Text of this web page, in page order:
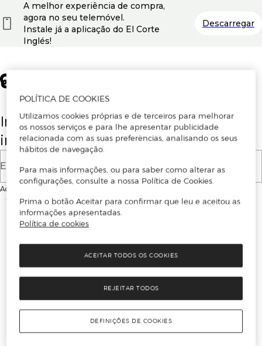
Insira o seu email para se registar ou
iniciar sessão.
E-mail
Ao continuar, aceitas as
A melhor experiência de compra,
agora no seu telemóvel.
Instale já a aplicação do El Corte
Inglés!
Descarregar
POLÍTICA DE COOKIES
Utilizamos cookies próprias e de terceiros para melhorar
os nossos serviços e para lhe apresentar publicidade
relacionada com as suas preferências, analisando os seus
hábitos de navegação.
Para mais informações, ou para saber como alterar as
configurações, consulte a nossa Política de Cookies.
Prima o botão Aceitar para confirmar que leu e aceitou as
informações apresentadas.
Política de cookies
REJEITAR TODOS
ACEITAR TODOS OS COOKIES
DEFINIÇÕES DE COOKIES